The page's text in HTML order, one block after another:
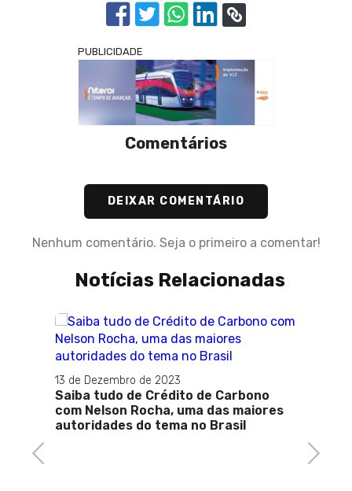
PUBLICIDADE
Comentários
DEIXAR COMENTÁRIO
Nenhum comentário. Seja o primeiro a comentar!
Notícias Relacionadas
Previous
13 de Dezembro de 2023
Saiba tudo de Crédito de Carbono
com Nelson Rocha, uma das maiores
autoridades do tema no Brasil
Next